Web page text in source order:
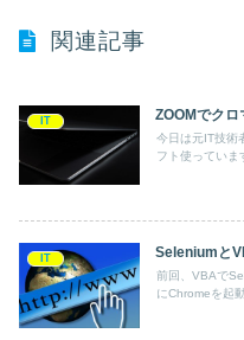
関連記事
IT ZOOMでクロ
今日は元IT技術
フト使っていま
IT Seleniumと
前回、VBAで
にChromeを起